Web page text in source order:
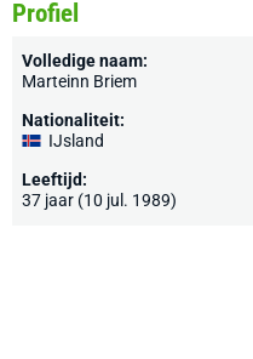
Profiel
Volledige naam:
Marteinn Briem
Nationaliteit:
IJsland
Leeftijd:
37 jaar (10 jul. 1989)